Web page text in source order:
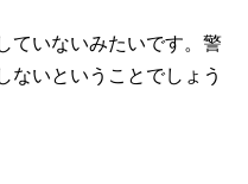
ていないみたいです。警
ないということでしょう